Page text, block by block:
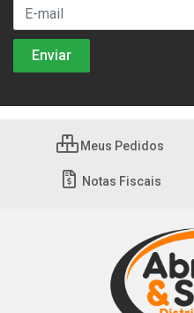
Meus Pedidos
Notas Fiscais